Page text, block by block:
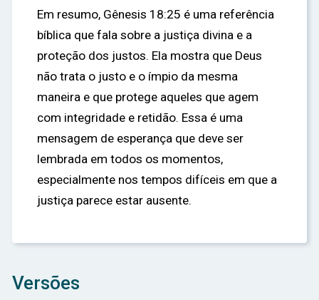
Em resumo, Gênesis 18:25 é uma referência
bíblica que fala sobre a justiça divina e a
proteção dos justos. Ela mostra que Deus
não trata o justo e o ímpio da mesma
maneira e que protege aqueles que agem
com integridade e retidão. Essa é uma
mensagem de esperança que deve ser
lembrada em todos os momentos,
especialmente nos tempos difíceis em que a
justiça parece estar ausente.
Versões